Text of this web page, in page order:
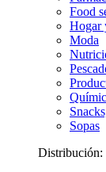
Food
Hogar
Moda
Sopas
Distribución: